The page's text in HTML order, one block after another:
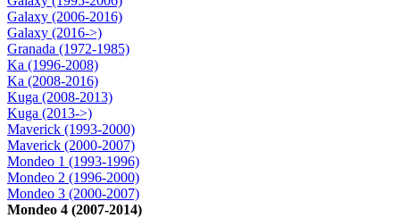
Galaxy (2006-2016)
Galaxy (2016->)
Granada (1972-1985)
Ka (1996-2008)
Ka (2008-2016)
Kuga (2008-2013)
Kuga (2013->)
Maverick (1993-2000)
Maverick (2000-2007)
Mondeo 1 (1993-1996)
Mondeo 2 (1996-2000)
Mondeo 3 (2000-2007)
Mondeo 4 (2007-2014)